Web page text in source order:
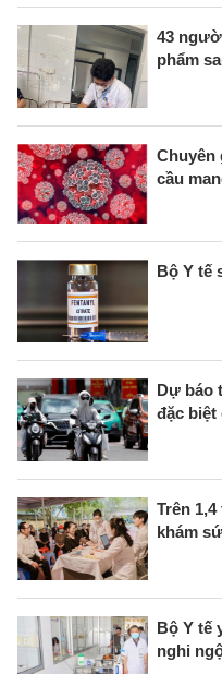
43
phẩm
Chuyên
cầu
Bộ Y tế
Dự báo
đặc biệt
Trên
khám
Bộ Y tế
nghi